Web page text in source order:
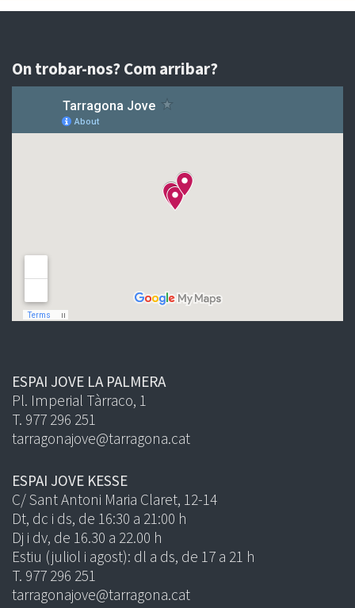
On trobar-nos? Com arribar?
ESPAI JOVE LA PALMERA
Pl. Imperial Tàrraco, 1
T. 977 296 251
tarragonajove@tarragona.cat
ESPAI JOVE KESSE
C/ Sant Antoni Maria Claret, 12-14
Dt, dc i ds, de 16:30 a 21:00 h
Dj i dv, de 16.30 a 22.00 h
Estiu (juliol i agost): dl a ds, de 17 a 21 h
T. 977 296 251
tarragonajove@tarragona.cat